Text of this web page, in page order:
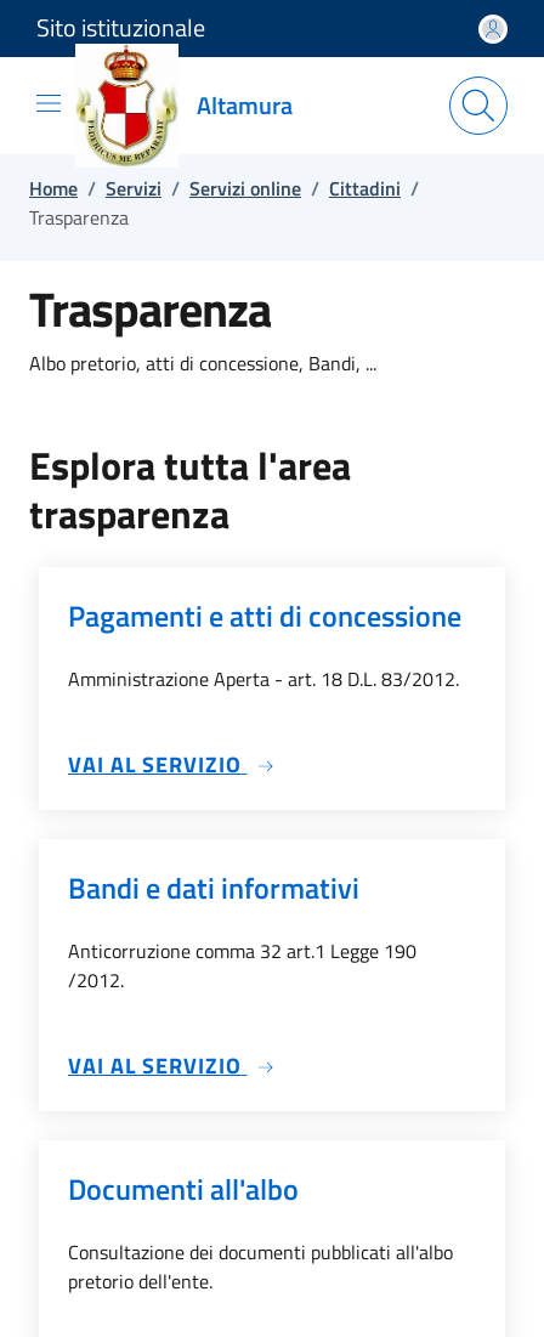
Salta e vai al contenuto
Salta e vai al footer
Sito istituzionale
Altamura
Home / Servizi / Servizi online / Cittadini /
Trasparenza
Trasparenza
Albo pretorio, atti di concessione, Bandi, ...
Esplora tutta l'area
trasparenza
Pagamenti e atti di concessione
Amministrazione Aperta - art. 18 D.L. 83/2012.
VAI AL SERVIZIO SU PAGAMENTI E ATTI DI
Bandi e dati informativi
Anticorruzione comma 32 art.1 Legge 190
/2012.
VAI AL SERVIZIO SU BANDI E DATI
Documenti all'albo
Consultazione dei documenti pubblicati all'albo
pretorio dell'ente.